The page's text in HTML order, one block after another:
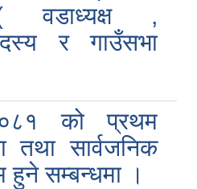
वडाध्यक्ष ,
र गाउँसभा
को प्रथम
तथा सार्वजनिक
हुने सम्बन्धमा ।